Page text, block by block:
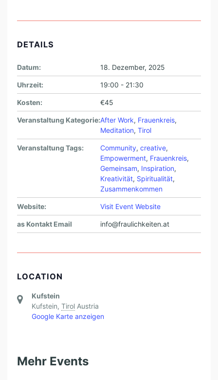
DETAILS
Datum: 18. Dezember, 2025
Uhrzeit: 19:00 - 21:30
Kosten: €45
Veranstaltung Kategorie:After Work, Frauenkreis,
Meditation, Tirol
Veranstaltung Tags: Community, creative,
Empowerment, Frauenkreis,
Gemeinsam, Inspiration,
Kreativität, Spiritualität,
Zusammenkommen
Website: Visit Event Website
as Kontakt Email info@fraulichkeiten.at
LOCATION
Kufstein
Kufstein, Tirol Austria
Google Karte anzeigen
Mehr Events